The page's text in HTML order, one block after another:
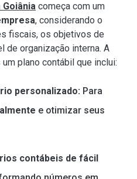
começa com um
, considerando o
fiscais, os objetivos de
de organização interna. A
plano contábil que inclui:
personalizado: Para
e otimizar seus
contábeis de fácil